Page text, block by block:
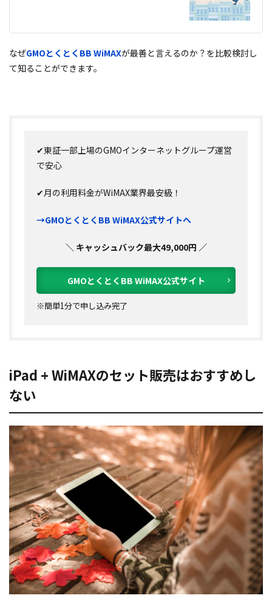
なぜGMOとくとくBB WiMAXが最善と言えるのか？を比較検討し
て知ることができます。
✔東証一部上場のGMOインターネットグループ運営
で安心
✔月の利用料金がWiMAX業界最安級！
→GMOとくとくBB WiMAX公式サイトへ
＼ キャッシュバック最大49,000円 ／
GMOとくとくBB WiMAX公式サイト
※簡単1分で申し込み完了
iPad + WiMAXのセット販売はおすすめし
ない